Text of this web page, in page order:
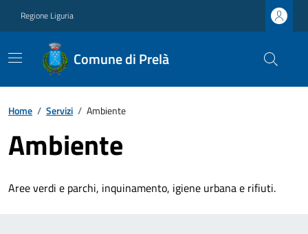
Regione Liguria
Comune di Prelà
Home / Servizi / Ambiente
Ambiente
Aree verdi e parchi, inquinamento, igiene urbana e rifiuti.